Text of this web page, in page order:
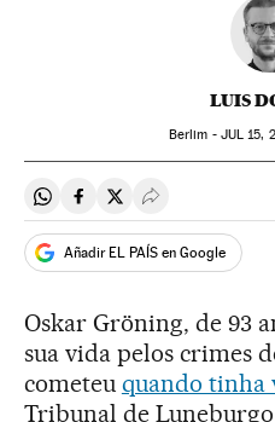
LUIS
Berlim - JUL 15,
Compartir en Whatsapp
Compartir en Facebook
Compartir en Twitter
Desplegar
Añadir EL PAÍS en Google
Oskar Gröning, de 93
sua vida pelos crimes
cometeu quando tinha
Tribunal de